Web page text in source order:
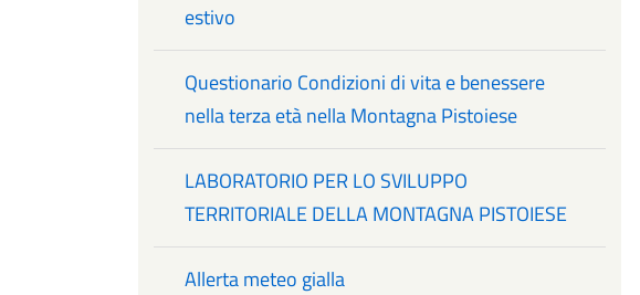
estivo
Questionario Condizioni di vita e benessere
nella terza età nella Montagna Pistoiese
LABORATORIO PER LO SVILUPPO
TERRITORIALE DELLA MONTAGNA PISTOIESE
Allerta meteo gialla